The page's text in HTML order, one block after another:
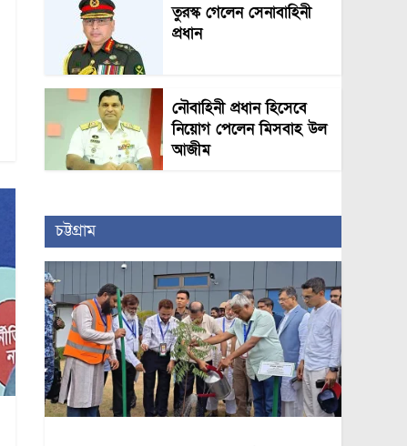
তুরস্ক গেলেন সেনাবাহিনী
প্রধান
নৌবাহিনী প্রধান হিসেবে
নিয়োগ পেলেন মিসবাহ উল
আজীম
চট্টগ্রাম